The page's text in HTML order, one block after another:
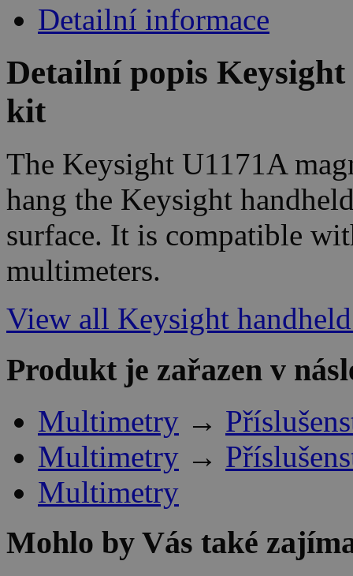
Detailní informace
Detailní popis
kit
The Keysight U1171A
hang the Keysight
surface. It is compatible
multimeters.
View all Keysight
Produkt je zařazen v
Multimetry →
Multimetry →
Multimetry
Mohlo by Vás také